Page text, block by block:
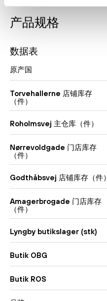
产品规格
数据表
原产国
Torvehallerne 店铺库存
（件）
Roholmsvej 主仓库（件）
Nørrevoldgade 门店库存
（件）
Godthåbsvej 店铺库存（件）
Amagerbrogade 门店库存
（件）
Lyngby butikslager (stk)
Butik OBG
Butik ROS